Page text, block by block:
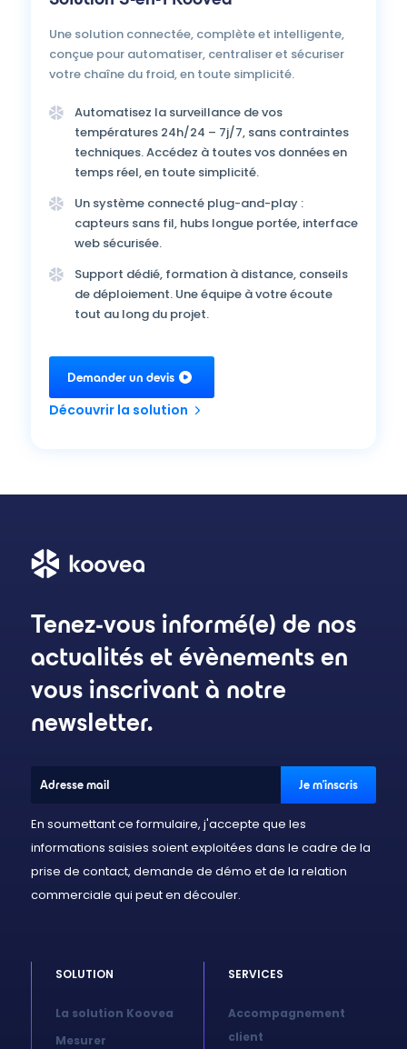
Une solution connectée, complète et intelligente,
conçue pour automatiser, centraliser et sécuriser
votre chaîne du froid, en toute simplicité.
Automatisez la surveillance de vos
températures 24h/24 – 7j/7, sans contraintes
techniques. Accédez à toutes vos données en
temps réel, en toute simplicité.
Un système connecté plug-and-play :
capteurs sans fil, hubs longue portée, interface
web sécurisée.
Support dédié, formation à distance, conseils
de déploiement. Une équipe à votre écoute
tout au long du projet.
Demander un devis
Découvrir la solution
Tenez-vous informé(e) de nos
actualités et évènements en
vous inscrivant à notre
newsletter.
En soumettant ce formulaire, j'accepte que les
informations saisies soient exploitées dans le cadre de la
prise de contact, demande de démo et de la relation
commerciale qui peut en découler.
SOLUTION
La solution Koovea
Mesurer
SERVICES
Accompagnement
client